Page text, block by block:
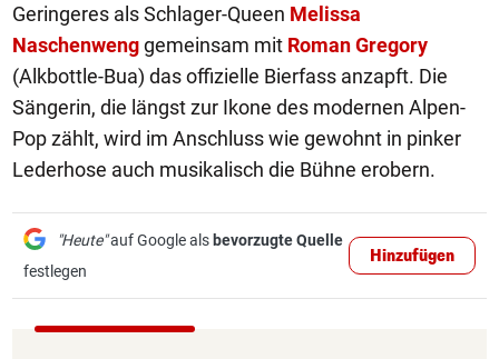
Geringeres als Schlager-Queen Melissa
Naschenwenggemeinsam mit Roman Gregory
(Alkbottle-Bua) das offizielle Bierfass anzapft. Die
Sängerin, die längst zur Ikone des modernen Alpen-
Pop zählt, wird im Anschluss wie gewohnt in pinker
Lederhose auch musikalisch die Bühne erobern.
"Heute"auf Google als bevorzugte Quelle
festlegen
Hinzufügen